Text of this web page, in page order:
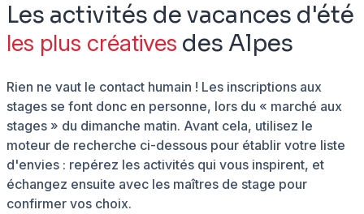
Les activités de vacances d'été
les plus créatives des Alpes
Rien ne vaut le contact humain ! Les inscriptions aux
stages se font donc en personne, lors du « marché aux
stages » du dimanche matin. Avant cela, utilisez le
moteur de recherche ci-dessous pour établir votre liste
d'envies : repérez les activités qui vous inspirent, et
échangez ensuite avec les maîtres de stage pour
confirmer vos choix.